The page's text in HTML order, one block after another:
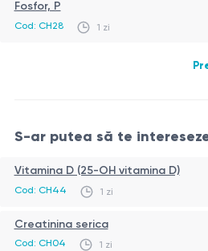
Fosfor, P
Cod: CH28 1 zi
S-ar putea să te
Vitamina D (25-OH vitamina D)
Cod: CH44 1 zi
Creatinina serica
Cod: CH04 1 zi